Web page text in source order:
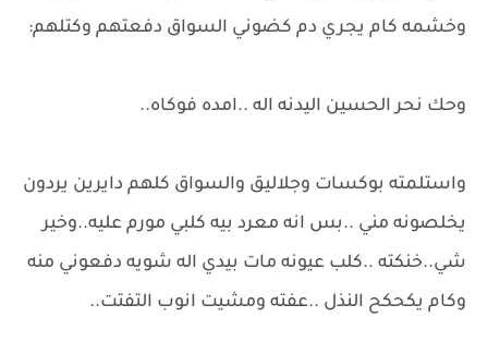
وخشمه كام يجري دم كضوني السواق دفعتهم وكتلهم:
وحك نحر الحسين اليدنه اله ..امده فوكاه..
واستلمته بوكسات وجلاليق والسواق كلهم دايرين يردون
يخلصونه مني ..بس انه معرد بيه كلبي مورم عليه..وخير
شي..خنكته ..كلب عيونه مات بيدي اله شويه دفعوني منه
وكام يكحكح النذل ..عفته ومشيت انوب التفتت..